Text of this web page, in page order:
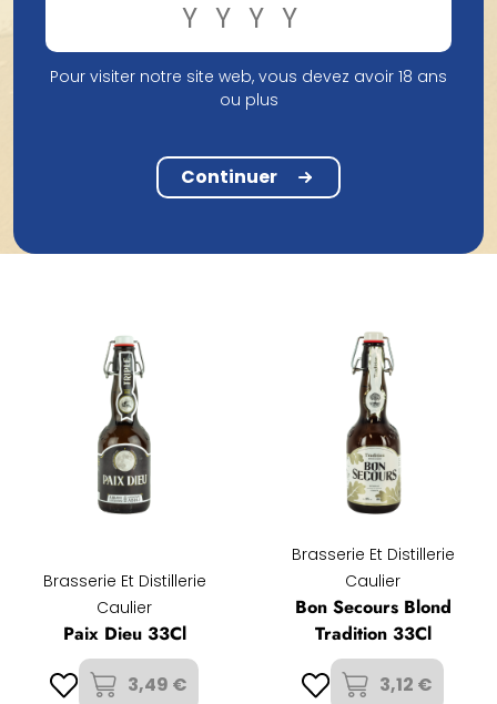
Brasserie Et Distillerie
Caulier
Paix Dieu 33Cl
3,49 €
Brasserie Et Distillerie
Caulier
Bon Secours Blond
Tradition 33Cl
3,12 €
Pour visiter notre site web, vous devez avoir 18 ans
ou plus
Continuer